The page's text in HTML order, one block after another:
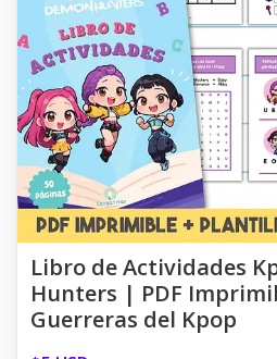
Libro de Actividades
Hunters | PDF
Guerreras del Kpop